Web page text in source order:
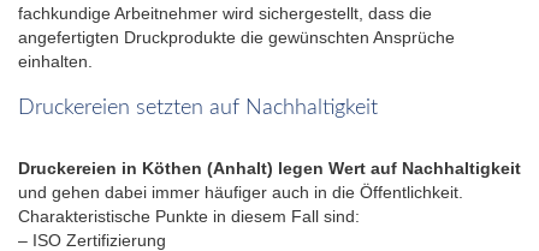
fachkundige Arbeitnehmer wird sichergestellt, dass die
angefertigten Druckprodukte die gewünschten Ansprüche
einhalten.
Druckereien setzten auf Nachhaltigkeit
Druckereien in Köthen (Anhalt) legen Wert auf Nachhaltigkeit
und gehen dabei immer häufiger auch in die Öffentlichkeit.
Charakteristische Punkte in diesem Fall sind:
– ISO Zertifizierung